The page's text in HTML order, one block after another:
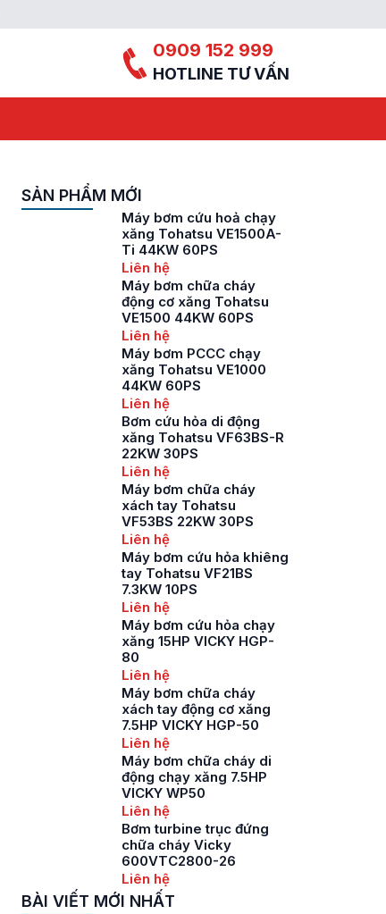
0909 152 999
HOTLINE TƯ VẤN
SẢN PHẨM MỚI
Máy bơm cứu hoả chạy
xăng Tohatsu VE1500A-
Ti 44KW 60PS
Liên hệ
Máy bơm chữa cháy
động cơ xăng Tohatsu
VE1500 44KW 60PS
Liên hệ
Máy bơm PCCC chạy
xăng Tohatsu VE1000
44KW 60PS
Liên hệ
Bơm cứu hỏa di động
xăng Tohatsu VF63BS-R
22KW 30PS
Liên hệ
Máy bơm chữa cháy
xách tay Tohatsu
VF53BS 22KW 30PS
Liên hệ
Máy bơm cứu hỏa khiêng
tay Tohatsu VF21BS
7.3KW 10PS
Liên hệ
Máy bơm cứu hỏa chạy
xăng 15HP VICKY HGP-
80
Liên hệ
Máy bơm chữa cháy
xách tay động cơ xăng
7.5HP VICKY HGP-50
Liên hệ
Máy bơm chữa cháy di
động chạy xăng 7.5HP
VICKY WP50
Liên hệ
Bơm turbine trục đứng
chữa cháy Vicky
600VTC2800-26
Liên hệ
BÀI VIẾT MỚI NHẤT